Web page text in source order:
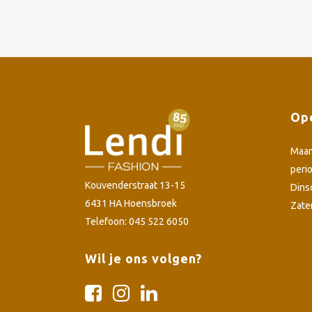
Kouvenderstraat 13-15
6431 HA Hoensbroek
Telefoon: 045 522 6050
Wil je ons volgen?